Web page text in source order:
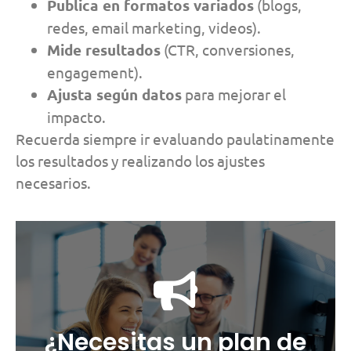
Publica en formatos variados (blogs,
redes, email marketing, videos).
Mide resultados (CTR, conversiones,
engagement).
Ajusta según datos para mejorar el
impacto.
Recuerda siempre ir evaluando paulatinamente
los resultados y realizando los ajustes
necesarios.
¿Necesitas un plan de
medida:
Ver más